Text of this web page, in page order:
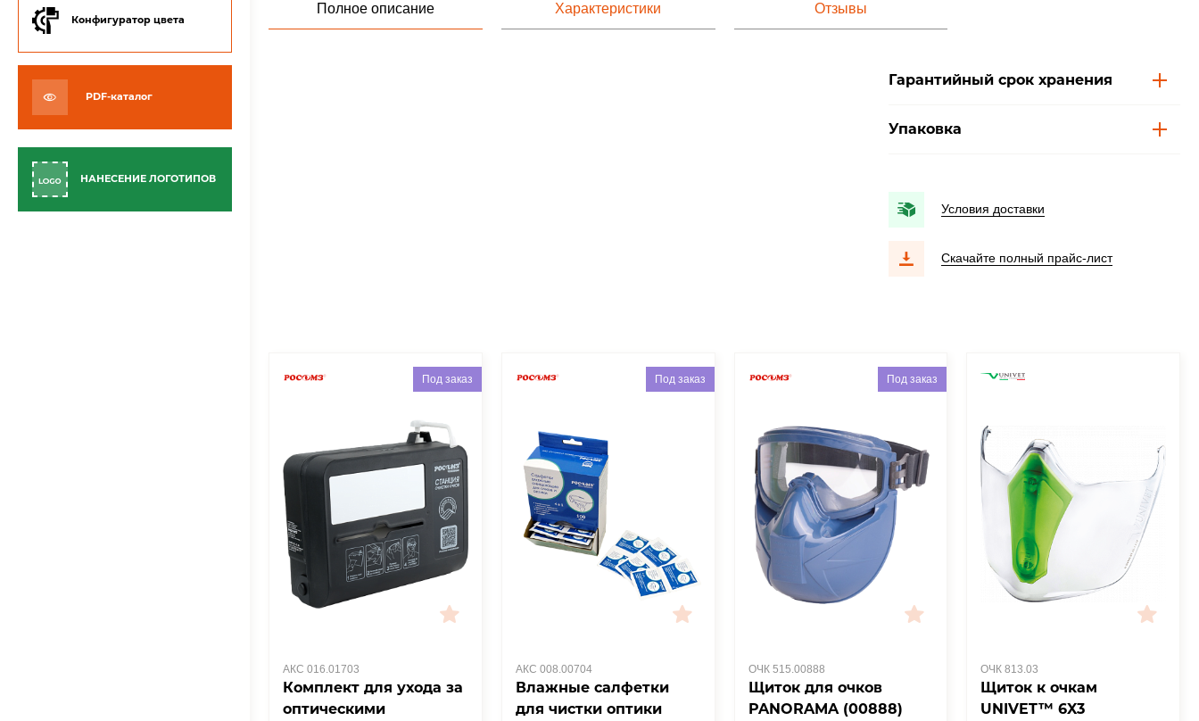
Конфигуратор цвета
PDF-каталог
НАНЕСЕНИЕ ЛОГОТИПОВ
Полное описание Характеристики Отзывы
Гарантийный срок хранения
Упаковка
Условия доставки
Скачайте полный прайс-лист
Под заказ
АКС 016.01703
Комплект для ухода за
оптическими
Под заказ
АКС 008.00704
Влажные салфетки
для чистки оптики
Под заказ
ОЧК 515.00888
Щиток для очков
PANORAMA (00888)
ОЧК 813.03
Щиток к очкам
UNIVET™ 6X3